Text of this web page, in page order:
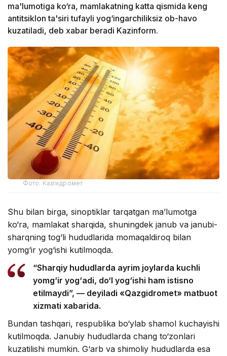
ma'lumotiga ko‘ra, mamlakatning katta qismida keng
antitsiklon ta'siri tufayli yog‘ingarchiliksiz ob-havo
kuzatiladi, deb xabar beradi Kazinform.
Фото: Казгидромет
Shu bilan birga, sinoptiklar tarqatgan ma’lumotga
ko‘ra, mamlakat sharqida, shuningdek janub va janubi-
sharqning tog‘li hududlarida momaqaldiroq bilan
yomg‘ir yog‘ishi kutilmoqda.
“Sharqiy hududlarda ayrim joylarda kuchli
yomg‘ir yog‘adi, do‘l yog‘ishi ham istisno
etilmaydi”, — deyiladi «Qazgidromet» matbuot
xizmati xabarida.
Bundan tashqari, respublika bo‘ylab shamol kuchayishi
kutilmoqda. Janubiy hududlarda chang to‘zonlari
kuzatilishi mumkin. G‘arb va shimoliy hududlarda esa